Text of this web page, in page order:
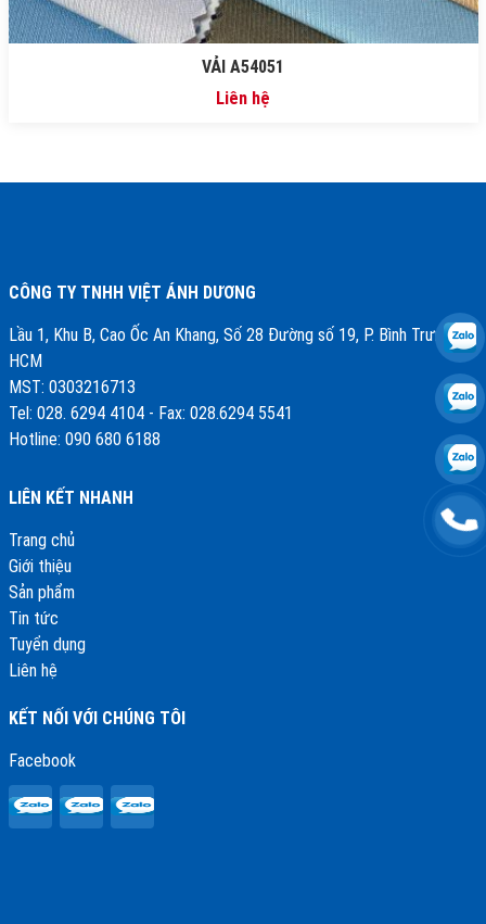
VẢI A54051
Liên hệ
CÔNG TY TNHH VIỆT ÁNH DƯƠNG
Lầu 1, Khu B, Cao Ốc An Khang, Số 28 Đường số 19, P. Bình Trưng,Tp.
HCM
MST: 0303216713
Tel: 028. 6294 4104 - Fax: 028.6294 5541
Hotline: 090 680 6188
LIÊN KẾT NHANH
Trang chủ
Giới thiệu
Sản phẩm
Tin tức
Tuyển dụng
Liên hệ
KẾT NỐI VỚI CHÚNG TÔI
Facebook